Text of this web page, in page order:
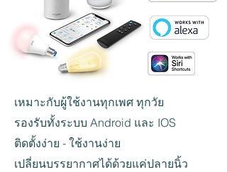
เหมาะกับผู้ใช้งานทุกเพศ ทุกวัย
รองรับทั้งระบบ Android และ IOS
ติดตั้งง่าย - ใช้งานง่าย
เปลี่ยนบรรยากาศได้ด้วยแค่ปลายนิ้ว